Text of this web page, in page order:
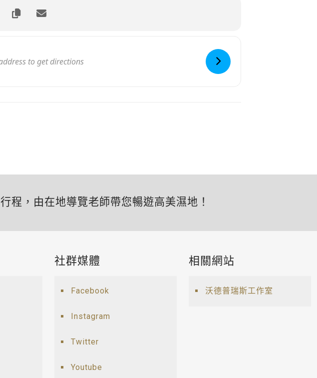
行程，由在地導覽老師帶您暢遊高美濕地！
社群媒體
Facebook
Instagram
Twitter
Youtube
相關網站
沃德普瑞斯工作室